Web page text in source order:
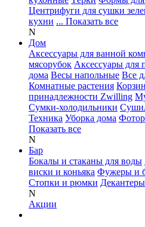
Центрифуги для сушки
кухни ... Показать все
N
Дом
Аксессуары для ванной
мясорубок Аксессуары для
дома Весы напольные Все
Комнатные растения
принадлежности Zwilling
Сумки-холодильники
Техника Уборка дома
Показать все
N
Бар
Бокалы и стаканы для воды
виски и коньяка Фужеры и
Стопки и рюмки Декантеры
N
Акции